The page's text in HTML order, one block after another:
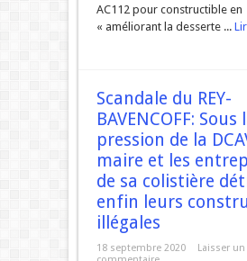
AC112 pour constructible en
« améliorant la desserte ...
Scandale du REY-
BAVENCOFF: Sous
pression de la
maire et les
de sa colistière
enfin leurs
illégales
18 septembre 2020
Laisser un